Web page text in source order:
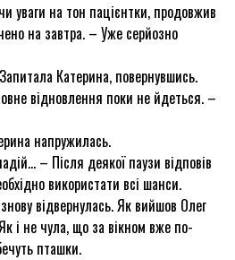
уваги на тон пацієнтки, продовжив
на завтра. – Уже серйозно
Катерина, повернувшись.
відновлення поки не йдеться. –
напружилась.
– Після деякої паузи відповів
використати всі шанси.
відвернулась. Як вийшов Олег
і не чула, що за вікном вже по-
пташки.